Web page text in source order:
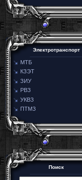
Электротранспорт
МТБ
КЗЭТ
ЗИУ
РВЗ
УКВЗ
ПТМЗ
Поиск